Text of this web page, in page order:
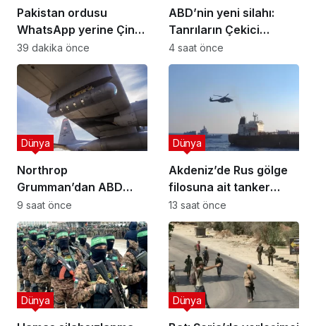
Pakistan ordusu
WhatsApp yerine Çin
yapımı WeChat’e
geçiyor
39 dakika önce
ABD’nin yeni silahı:
Tanrıların Çekici
denizde test edildi
4 saat önce
Northrop
Grumman’dan ABD
Hava Kuvvetleri ile 1,8
milyar dolarlık Litening
pod anlaşması!
Dünya
9 saat önce
Akdeniz’de Rus gölge
filosuna ait tanker
helikopterle basıldı
Dünya
13 saat önce
Dünya Dünya